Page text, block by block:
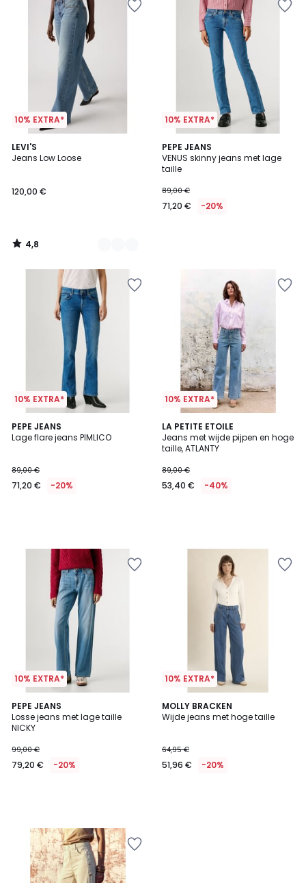
10% EXTRA*
LEVI'S
Jeans Low Loose
120,00 €
4,8
/ 5
2
Kleuren
4,8
/
10% EXTRA*
PEPE JEANS
VENUS skinny jeans met lage
taille
89,00 €
71,20 € -20%
10% EXTRA*
PEPE JEANS
Lage flare jeans PIMLICO
89,00 €
71,20 € -20%
10% EXTRA*
LA PETITE ETOILE
Jeans met wijde pijpen en hoge
taille, ATLANTY
89,00 €
53,40 € -40%
10% EXTRA*
PEPE JEANS
Losse jeans met lage taille
NICKY
99,00 €
79,20 € -20%
10% EXTRA*
MOLLY BRACKEN
Wijde jeans met hoge taille
64,95 €
51,96 € -20%